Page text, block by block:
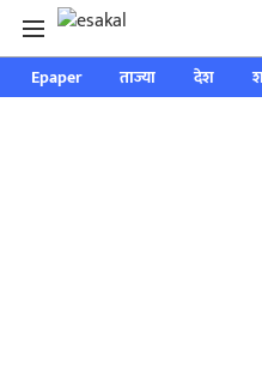
Epaper ताज्या देश